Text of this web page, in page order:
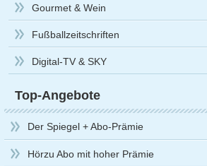
Gourmet & Wein
Fußballzeitschriften
Digital-TV & SKY
Top-Angebote
Der Spiegel + Abo-Prämie
Hörzu Abo mit hoher Prämie